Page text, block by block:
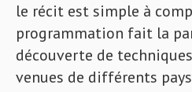
le récit est simple à
programmation fait la
découverte de
venues de différents